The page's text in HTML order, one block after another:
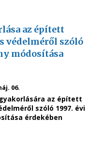
az épített
védelméről szóló
módosítása
06.
az épített
szóló 1997. évi
érdekében